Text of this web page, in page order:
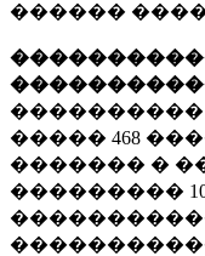
������
����� 468
������� �
���������